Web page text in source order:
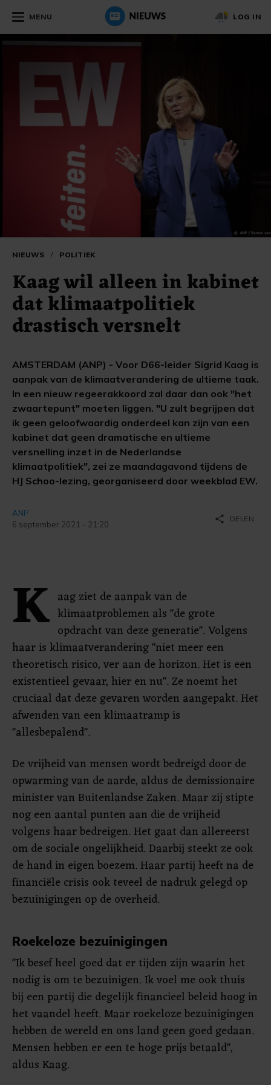
MENU LOG IN
NIEUWS / POLITIEK
Kaag wil alleen in kabinet
dat klimaatpolitiek
drastisch versnelt
AMSTERDAM (ANP) - Voor D66-leider Sigrid Kaag is
aanpak van de klimaatverandering de ultieme taak.
In een nieuw regeerakkoord zal daar dan ook "het
zwaartepunt" moeten liggen. "U zult begrijpen dat
ik geen geloofwaardig onderdeel kan zijn van een
kabinet dat geen dramatische en ultieme
versnelling inzet in de Nederlandse
klimaatpolitiek", zei ze maandagavond tijdens de
HJ Schoo-lezing, georganiseerd door weekblad EW.
ANP
6 september 2021 - 21:20
share DELEN
K aag ziet de aanpak van de
klimaatproblemen als "de grote
opdracht van deze generatie". Volgens
haar is klimaatverandering "niet meer een
theoretisch risico, ver aan de horizon. Het is een
existentieel gevaar, hier en nu". Ze noemt het
cruciaal dat deze gevaren worden aangepakt. Het
afwenden van een klimaatramp is
"allesbepalend".
De vrijheid van mensen wordt bedreigd door de
opwarming van de aarde, aldus de demissionaire
minister van Buitenlandse Zaken. Maar zij stipte
nog een aantal punten aan die de vrijheid
volgens haar bedreigen. Het gaat dan allereerst
om de sociale ongelijkheid. Daarbij steekt ze ook
de hand in eigen boezem. Haar partij heeft na de
financiële crisis ook teveel de nadruk gelegd op
bezuinigingen op de overheid.
Roekeloze bezuinigingen
"Ik besef heel goed dat er tijden zijn waarin het
nodig is om te bezuinigen. Ik voel me ook thuis
bij een partij die degelijk financieel beleid hoog in
het vaandel heeft. Maar roekeloze bezuinigingen
hebben de wereld en ons land geen goed gedaan.
Mensen hebben er een te hoge prijs betaald",
aldus Kaag.